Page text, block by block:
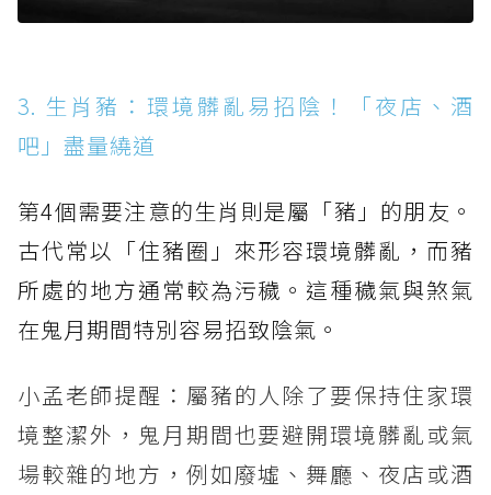
3. 生肖豬：環境髒亂易招陰！「夜店、酒
吧」盡量繞道
第4個需要注意的生肖則是屬「豬」的朋友。
古代常以「住豬圈」來形容環境髒亂，而豬
所處的地方通常較為污穢。這種穢氣與煞氣
在鬼月期間特別容易招致陰氣。
小孟老師提醒：屬豬的人除了要保持住家環
境整潔外，鬼月期間也要避開環境髒亂或氣
場較雜的地方，例如廢墟、舞廳、夜店或酒